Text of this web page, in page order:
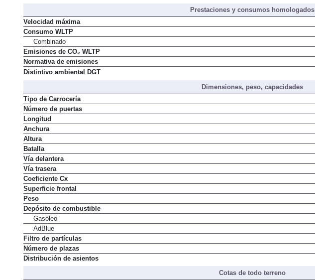
Prestaciones y consumos homologados
Velocidad máxima
Consumo WLTP
Combinado
Emisiones de CO₂ WLTP
Normativa de emisiones
Distintivo ambiental DGT
Dimensiones, peso, capacidades
Tipo de Carrocería
Número de puertas
Longitud
Anchura
Altura
Batalla
Vía delantera
Vía trasera
Coeficiente Cx
Superficie frontal
Peso
Depósito de combustible
Gasóleo
AdBlue
Filtro de partículas
Número de plazas
Distribución de asientos
Cotas de todo terreno